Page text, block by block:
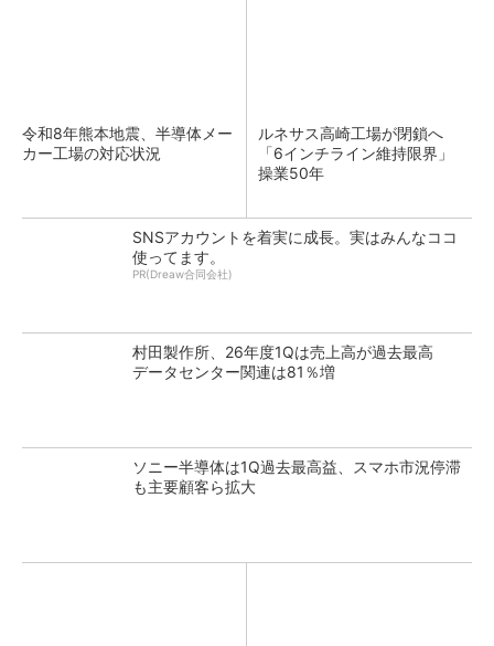
令和8年熊本地震、半導体メー
カー工場の対応状況
ルネサス高崎工場が閉鎖へ
「6インチライン維持限界」
操業50年
SNSアカウントを着実に成長。実はみんなココ
使ってます。
PR(Dreaw合同会社)
村田製作所、26年度1Qは売上高が過去最高
データセンター関連は81％増
ソニー半導体は1Q過去最高益、スマホ市況停滞
も主要顧客ら拡大